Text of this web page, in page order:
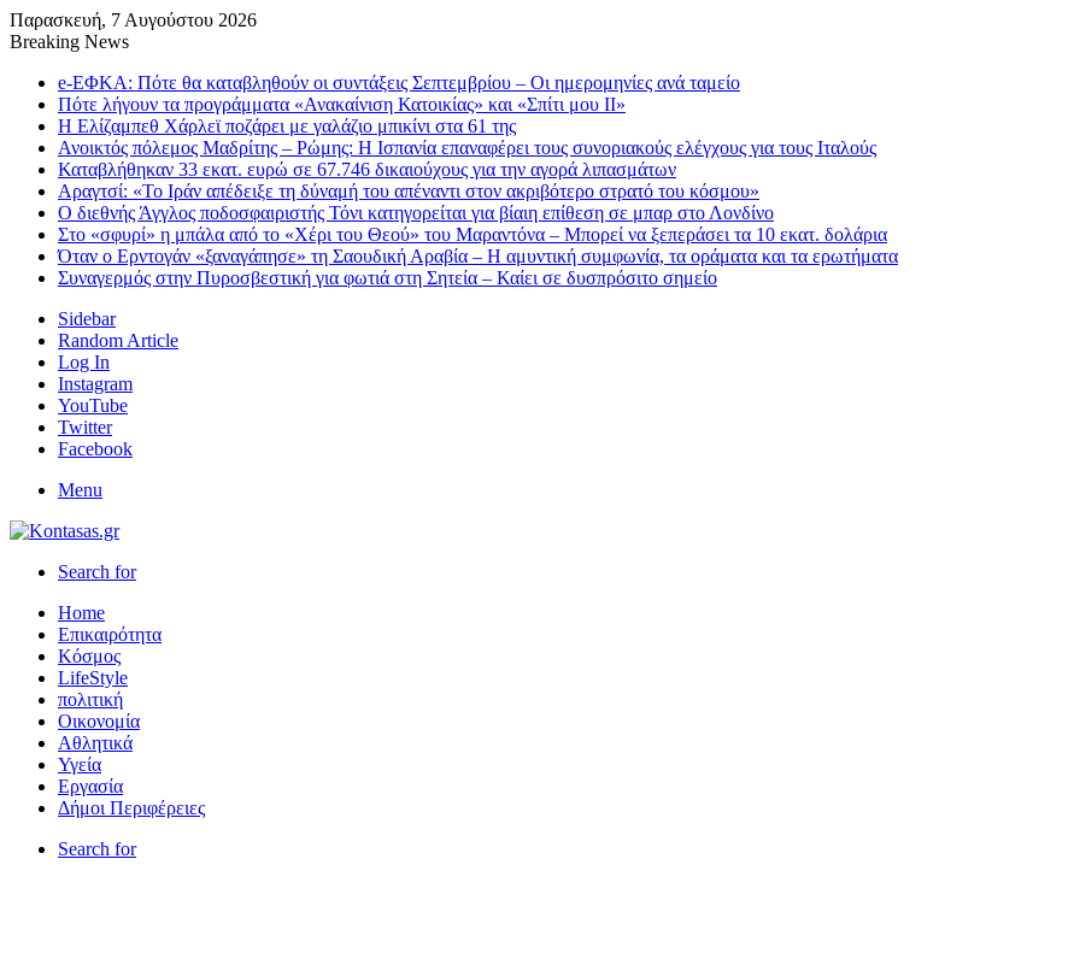
Παρασκευή, 7 Αυγούστου 2026
Breaking News
e-ΕΦΚΑ: Πότε θα καταβληθούν οι συντάξεις Σεπτεμβρίου – Οι ημερομηνίες ανά ταμείο
Πότε λήγουν τα προγράμματα «Ανακαίνιση Κατοικίας» και «Σπίτι μου ΙΙ»
Η Ελίζαμπεθ Χάρλεϊ ποζάρει με γαλάζιο μπικίνι στα 61 της
Ανοικτός πόλεμος Μαδρίτης – Ρώμης: Η Ισπανία επαναφέρει τους συνοριακούς ελέγχους για τους Ιταλούς
Καταβλήθηκαν 33 εκατ. ευρώ σε 67.746 δικαιούχους για την αγορά λιπασμάτων
Αραγτσί: «Το Ιράν απέδειξε τη δύναμή του απέναντι στον ακριβότερο στρατό του κόσμου»
Ο διεθνής Άγγλος ποδοσφαιριστής Τόνι κατηγορείται για βίαιη επίθεση σε μπαρ στο Λονδίνο
Στο «σφυρί» η μπάλα από το «Χέρι του Θεού» του Μαραντόνα – Μπορεί να ξεπεράσει τα 10 εκατ. δολάρια
Όταν ο Ερντογάν «ξαναγάπησε» τη Σαουδική Αραβία – Η αμυντική συμφωνία, τα οράματα και τα ερωτήματα
Συναγερμός στην Πυροσβεστική για φωτιά στη Σητεία – Καίει σε δυσπρόσιτο σημείο
Sidebar
Random Article
Log In
Instagram
YouTube
Twitter
Facebook
Menu
Search for
Home
Επικαιρότητα
Κόσμος
LifeStyle
πολιτική
Οικονομία
Αθλητικά
Υγεία
Εργασία
Δήμοι Περιφέρειες
Search for